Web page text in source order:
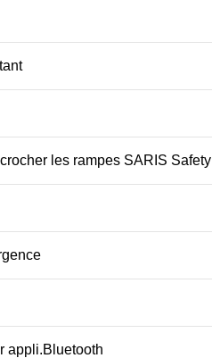
les rampes SARIS Safety
appli.Bluetooth